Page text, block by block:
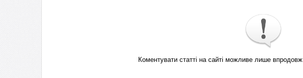
Коментувати статті на сайті можливе лише впродовж